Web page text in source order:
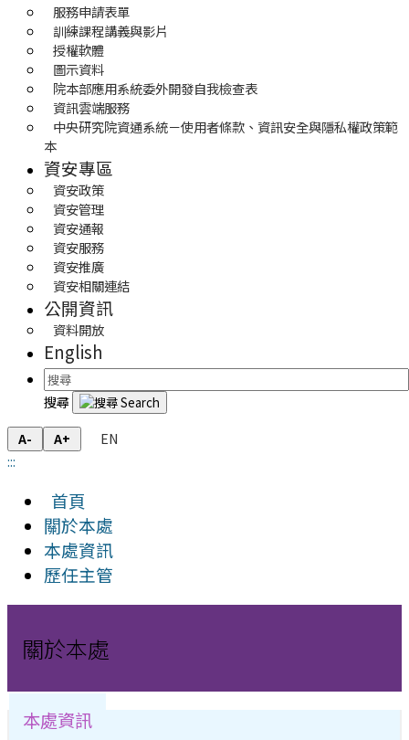
服務申請表單
訓練課程講義與影片
授權軟體
圖示資料
院本部應用系統委外開發自我檢查表
資訊雲端服務
中央研究院資通系統－使用者條款、資訊安全與隱私權政策範
本
資安專區
資安政策
資安管理
資安通報
資安服務
資安推廣
資安相關連結
公開資訊
資料開放
English
搜尋
A- A+
EN
:::
首頁
關於本處
本處資訊
歷任主管
關於本處
本處資訊